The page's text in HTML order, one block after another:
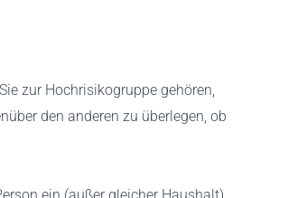
zur Hochrisikogruppe gehören,
den anderen zu überlegen, ob